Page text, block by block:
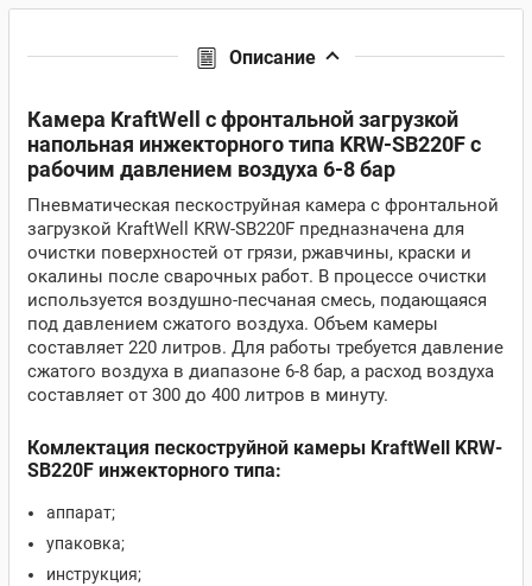
Описание
Камера KraftWell с фронтальной загрузкой
напольная инжекторного типа KRW-SB220F с
рабочим давлением воздуха 6-8 бар
Пневматическая пескоструйная камера с фронтальной
загрузкой KraftWell KRW-SB220F предназначена для
очистки поверхностей от грязи, ржавчины, краски и
окалины после сварочных работ. В процессе очистки
используется воздушно-песчаная смесь, подающаяся
под давлением сжатого воздуха. Объем камеры
составляет 220 литров. Для работы требуется давление
сжатого воздуха в диапазоне 6-8 бар, а расход воздуха
составляет от 300 до 400 литров в минуту.
Комлектация пескоструйной камеры KraftWell KRW-
SB220F инжекторного типа:
аппарат;
упаковка;
инструкция;